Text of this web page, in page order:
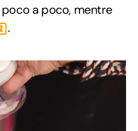
a poco, mentre
.